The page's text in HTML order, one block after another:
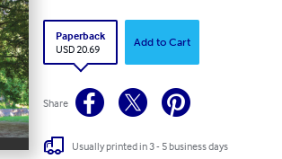
Paperback
USD 20.69
Add to Cart
Share
Usually printed in 3 - 5 business days